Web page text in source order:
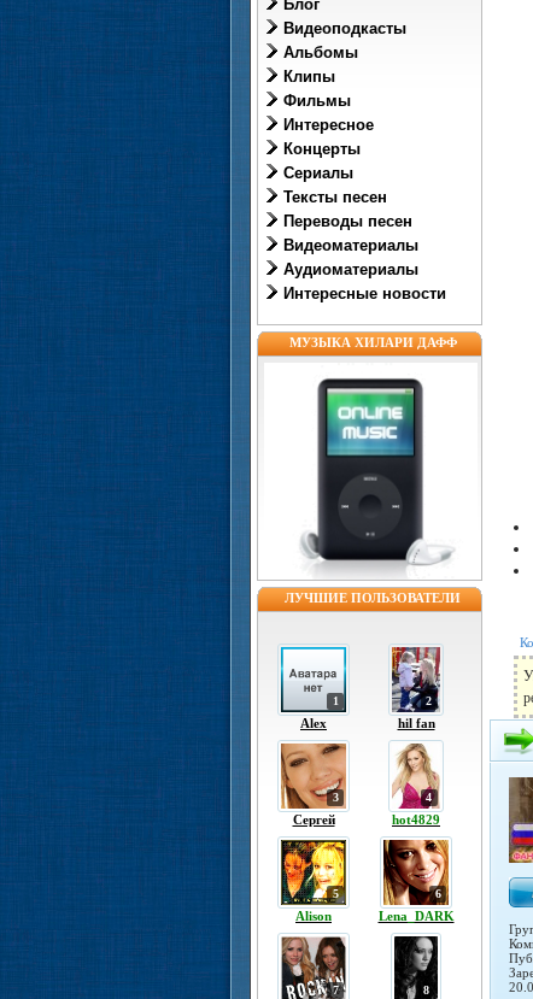
Блог
Видеоподкасты
Альбомы
Клипы
Фильмы
Интересное
Концерты
Сериалы
Тексты песен
Переводы песен
Видеоматериалы
Аудиоматериалы
Интересные новости
МУЗЫКА ХИЛАРИ ДАФФ
ЛУЧШИЕ ПОЛЬЗОВАТЕЛИ
1
Alex
2
hil fan
3
Сергей
4
hot4829
5
Alison
6
Lena_DARK
7 8